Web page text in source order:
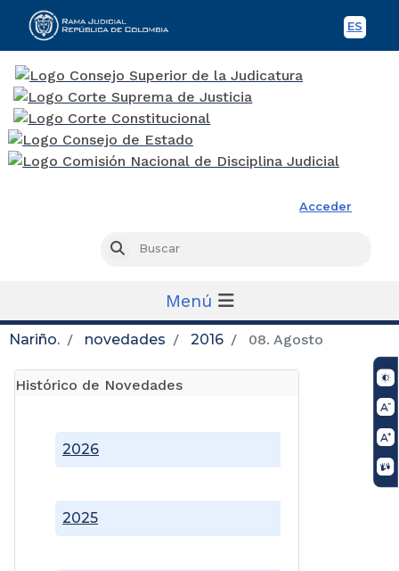
ES
Acceder
Buscar
Menú
Nariño. novedades 2016 08. Agosto
Histórico de Novedades
2025
2026